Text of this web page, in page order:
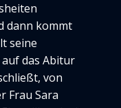
dann kommt
seine
das Abitur
von
Frau Sara